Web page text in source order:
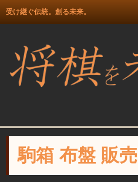
受け継ぐ伝統。創る未来。
駒箱 布盤 販売